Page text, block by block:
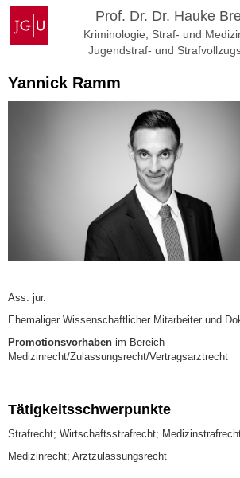
Zum
Inhalt
springen
Johannes
Gutenberg-
Universität
Prof. Dr. Dr. Hauke
Kriminologie, Straf- und
Jugendstraf- und
Yannick Ramm
Ass. jur.
Ehemaliger Wissenschaftlicher Mitarbeiter und
Promotionsvorhaben im Bereich
Medizinrecht/Zulassungsrecht/Vertragsarztrecht
Tätigkeitsschwerpunkte
Strafrecht; Wirtschaftsstrafrecht;
Medizinrecht; Arztzulassungsrecht